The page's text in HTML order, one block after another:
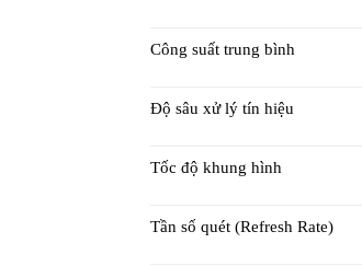
Công suất trung bình
Độ sâu xử lý tín hiệu
Tốc độ khung hình
Tần số quét (Refresh Rate)